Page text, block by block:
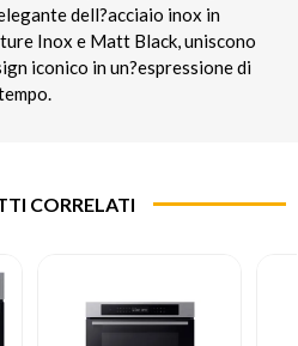
dell?acciaio inox in
Inox e Matt Black, uniscono
iconico in un?espressione di
CORRELATI